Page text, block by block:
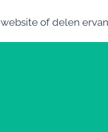
of delen